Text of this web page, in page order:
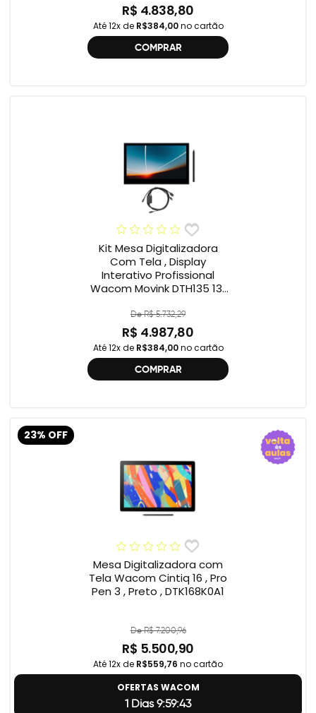
R$ 4.838,80
Até 12x de R$384,00no cartão
COMPRAR
Kit Mesa Digitalizadora
Com Tela , Display
Interativo Profissional
Wacom Movink DTH135 13”
One , 2ª geração
De R$ 5.732,29
R$ 4.987,80
Até 12x de R$384,00no cartão
COMPRAR
23% OFF
Mesa Digitalizadora com
Tela Wacom Cintiq 16 , Pro
Pen 3 , Preto , DTK168K0A1
De R$ 7.200,96
R$ 5.500,90
Até 12x de R$559,76 no cartão
OFERTAS WACOM
1 Dias 9:59:42